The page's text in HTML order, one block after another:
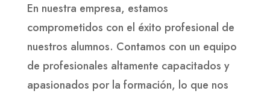
En nuestra empresa, estamos
comprometidos con el éxito profesional de
nuestros alumnos. Contamos con un equipo
de profesionales altamente capacitados y
apasionados por la formación, lo que nos